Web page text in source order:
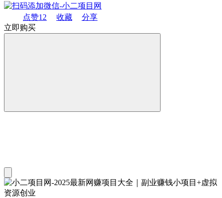
点赞12 收藏
分享
立即购买